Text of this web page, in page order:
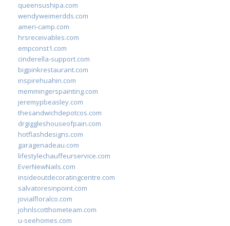
queensushipa.com
wendyweimerdds.com
ameri-camp.com
hrsreceivables.com
empconst1.com
cinderella-support.com
bigpinkrestaurant.com
inspirehuahin.com
memmingerspainting.com
jeremypbeasley.com
thesandwichdepotcos.com
drgiggleshouseofpain.com
hotflashdesigns.com
garagenadeau.com
lifestylechauffeurservice.com
EverNewNails.com
insideoutdecoratingcentre.com
salvatoresinpoint.com
jovialfloralco.com
johnlscotthometeam.com
u-seehomes.com